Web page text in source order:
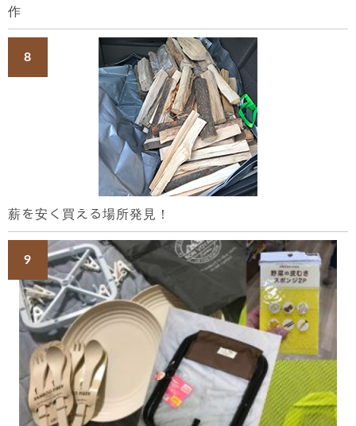
作
薪を安く買える場所発見！